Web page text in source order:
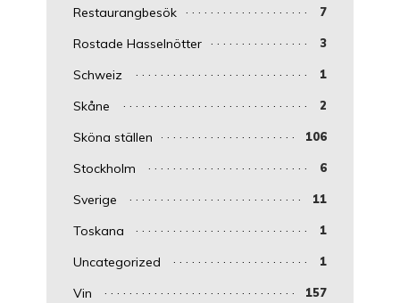
Restaurangbesök 7
Rostade Hasselnötter 3
Schweiz 1
Skåne 2
Sköna ställen 106
Stockholm 6
Sverige 11
Toskana 1
Uncategorized 1
Vin 157